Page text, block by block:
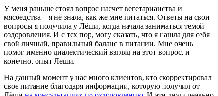
У меня раньше стоял вопрос насчет вегетарианства и
мясоедства – я не знала, как же мне питаться. Ответы на свои
вопросы я получила у Лёши, когда начала заниматься темой
оздоровления. И с тех пор, могу сказать, что я нашла для себя
свой личный, правильный баланс в питании. Мне очень
помог именно диалектический взгляд на этот вопрос, и
конечно, опыт Леши.
На данный момент у нас много клиентов, кто скорректировал
свое питание благодаря информации, которую получил от